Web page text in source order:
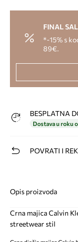
FINAL
*-15% s
89€.
BESPLATNA
Dostava u roku
POVRATI I
Opis proizvoda
Crna majica Calvin
streetwear stil